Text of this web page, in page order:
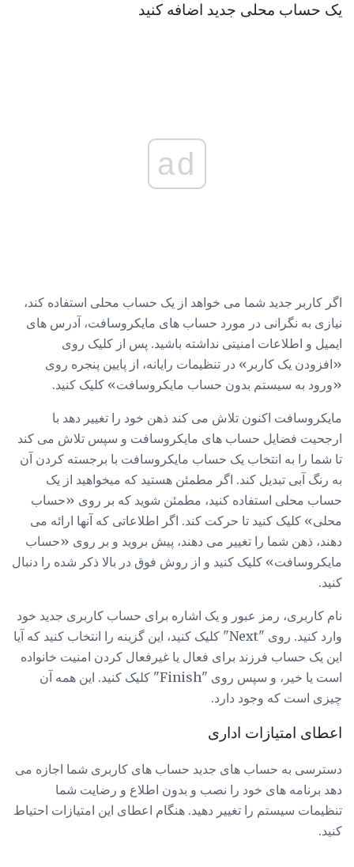
یک حساب محلی جدید اضافه کنید
ad
اگر کاربر جدید شما می خواهد از یک حساب محلی استفاده کند،
نیازی به نگرانی در مورد حساب های مایکروسافت، آدرس های
ایمیل و اطلاعات امنیتی نداشته باشید. پس از کلیک روی
«افزودن یک کاربر» در تنظیمات رایانه، از پایین پنجره روی
«ورود به سیستم بدون حساب مایکروسافت» کلیک کنید.
مایکروسافت اکنون تلاش می کند ذهن خود را تغییر دهد با
ارجحیت فضایل حساب های مایکروسافت و سپس تلاش می کند
تا شما را به انتخاب یک حساب مایکروسافت با برجسته کردن آن
به رنگ آبی تبدیل کند. اگر مطمئن هستید که میخواهید از یک
حساب محلی استفاده کنید، مطمئن شوید که بر روی «حساب
محلی» کلیک کنید تا حرکت کند. اگر اطلاعاتی که آنها ارائه می
دهند، ذهن شما را تغییر می دهند، پیش بروید و بر روی «حساب
مایکروسافت» کلیک کنید و از روش فوق در بالا ذکر شده را دنبال
کنید.
نام کاربری، رمز عبور و یک اشاره برای حساب کاربری جدید خود
وارد کنید. روی "Next" کلیک کنید، این گزینه را انتخاب کنید که آیا
این یک حساب فرزند برای فعال یا غیرفعال کردن امنیت خانواده
است یا خیر، و سپس روی "Finish" کلیک کنید. این همه آن
چیزی است که وجود دارد.
اعطای امتیازات اداری
دسترسی به حساب های جدید حساب های کاربری شما اجازه می
دهد برنامه های خود را نصب و بدون اطلاع و رضایت شما
تنظیمات سیستم را تغییر دهید. هنگام اعطای این امتیازات احتیاط
کنید.